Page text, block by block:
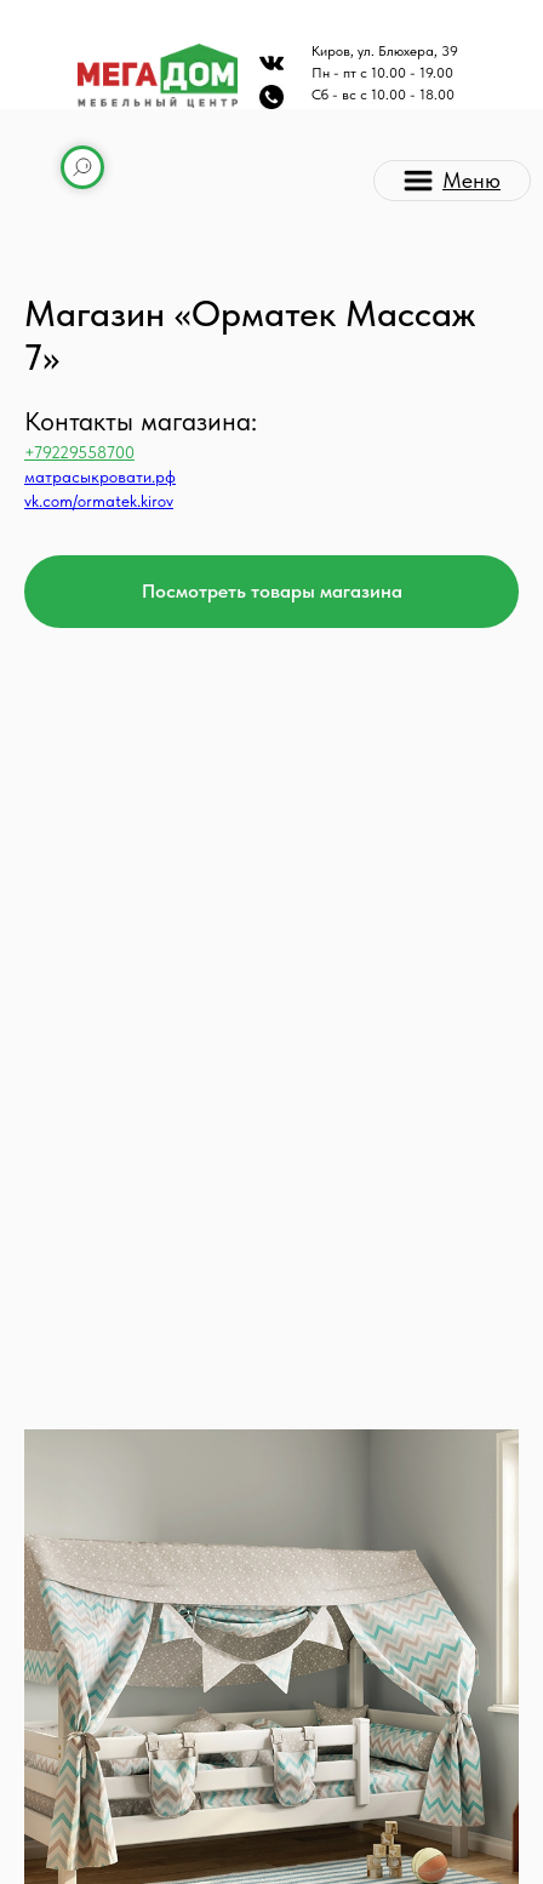
Киров, ул. Блюхера, 39
Пн - пт с 10.00 - 19.00
Сб - вс с 10.00 - 18.00
Меню
Магазин «Орматек Массаж
7»
Контакты магазина:
+79229558700
матрасыкровати.рф
vk.com/ormatek.kirov
Посмотреть товары магазина